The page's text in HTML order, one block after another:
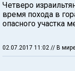
Четверо
время похода в
опасного участка
02.07.2017 11:02 // В